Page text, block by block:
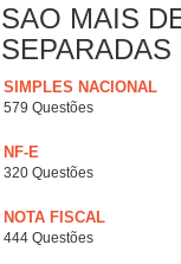
SAO MAIS
SEPARADAS
SIMPLES NACIONAL
579 Questões
NF-E
320 Questões
NOTA FISCAL
444 Questões